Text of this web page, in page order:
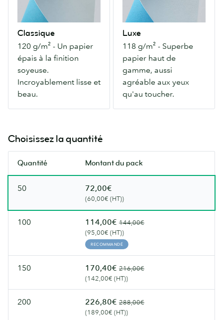
Classique
120 g/m² - Un papier
épais à la finition
soyeuse.
Incroyablement lisse et
beau.
papier
épais
finition
soyeuse.
Incroyablement
et
Luxe
118 g/m² - Superbe
papier haut de
gamme, aussi
agréable aux yeux
qu'au toucher.
papier
haut
gamme,
aussi
agréable
aux
Choisissez la quantité
Quantité Montant du pack
50 72,00€
(60,00€ (HT))
100 114,00€ 144,00€
(95,00€ (HT))
RECOMMANDÉ
150 170,40€ 216,00€
(142,00€ (HT))
200 226,80€ 288,00€
(189,00€ (HT))